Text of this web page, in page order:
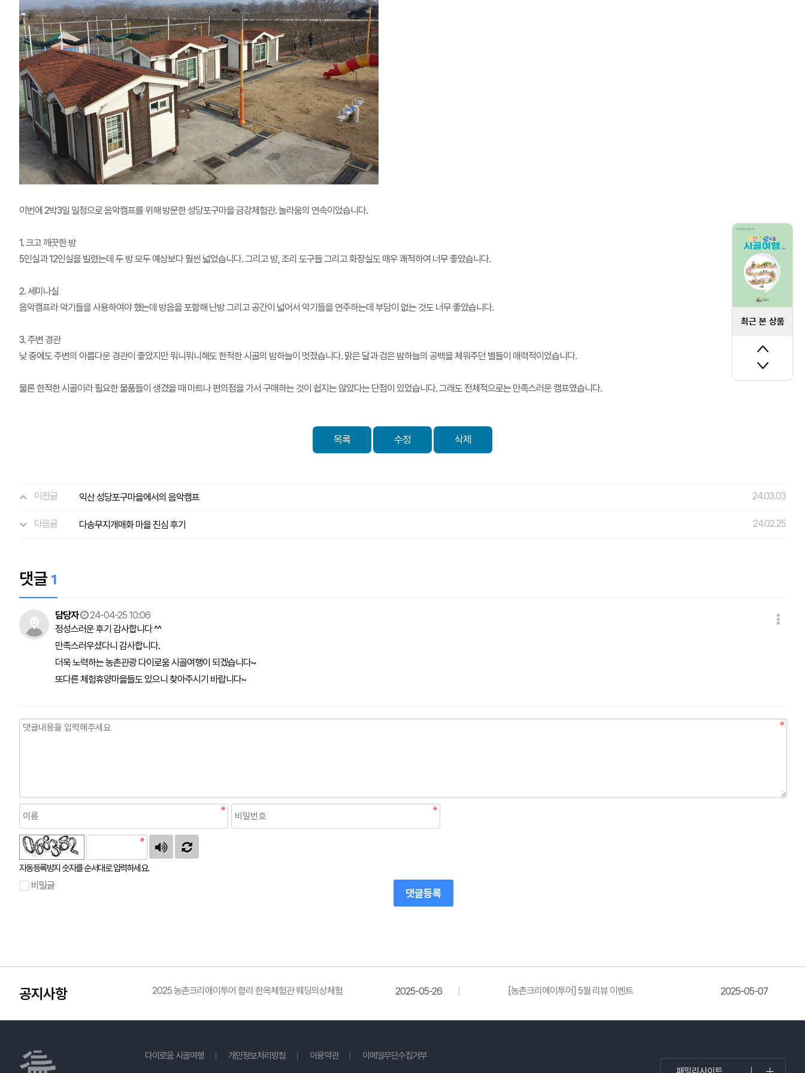
최근 본 상품
이번에 2박3일 일정으로 음악캠프를 위해 방문한 성당포구마을 금강체험관. 놀라움의 연속이었습니다.
1. 크고 깨끗한 방
5인실과 12인실을 빌렸는데 두 방 모두 예상보다 훨씬 넓었습니다. 그리고 방, 조리 도구들 그리고 화장실도 매우 쾌적하여 너무 좋았습니다.
2. 세미나실
음악캠프라 악기들을 사용하여야 했는데 방음을 포함해 난방 그리고 공간이 넓어서 악기들을 연주하는데 부담이 없는 것도 너무 좋았습니다.
3. 주변 경관
낮 중에도 주변의 아름다운 경관이 좋았지만 뭐니뭐니해도 한적한 시골의 밤하늘이 멋졌습니다. 맑은 달과 검은 밤하늘의 공백을 체워주던 별들이 매력적이었습니다.
물론 한적한 시골이라 필요한 물품들이 생겼을 때 마트나 편의점을 가서 구매하는 것이 쉽지는 않았다는 단점이 있었습니다. 그래도 전체적으로는 만족스러운 캠프였습니다.
목록 수정 삭제
이전글 익산 성당포구마을에서의 음악캠프 24.03.03
다음글 다송무지개매화 마을 진심 후기 24.02.25
댓글 1
담당자
24-04-25 10:06
정성스러운 후기 감사합니다 ^^
만족스러우셨다니 감사합니다.
더욱 노력하는 농촌관광 다이로움 시골여행이 되겠습니다~
또다른 체험휴양마을들도 있으니 찾아주시기 바랍니다~
자동등록방지 숫자를 순서대로 입력하세요.
비밀글
댓글등록
공지사항 2025 농촌크리에이투어 함라 한옥체험관 웨딩의상체험 2025-05-26 [농촌크리에이투어] 5월 리뷰 이벤트 2025-05-07
다이로움 시골여행 개인정보처리방침 이용약관
이메일무단수집거부